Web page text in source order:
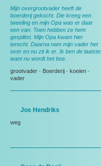
Mijn overgrootvader heeft de
boerderij gekocht. Die kreeg een
tweeling en mijn Opa was er daar
een van. Toen hebben ze hem
gesplitst. Mijn Opa kwam hier
terecht. Daarna nam mijn vader het
over en nu zit ik er. Ik ben de laatste,
want nu wordt het bos.
grootvader - Boerderij - koeien -
vader
Jos Hendriks
weg